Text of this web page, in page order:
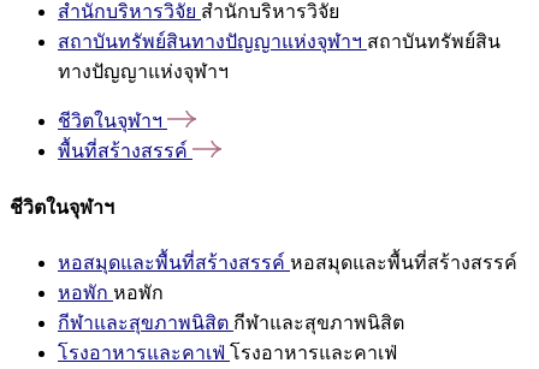
สำนักบริหารวิจัย สำนักบริหารวิจัย
สถาบันทรัพย์สินทางปัญญาแห่งจุฬาฯ สถาบันทรัพย์สิน
ทางปัญญาแห่งจุฬาฯ
ชีวิตในจุฬาฯ
พื้นที่สร้างสรรค์
ชีวิตในจุฬาฯ
หอสมุดและพื้นที่สร้างสรรค์ หอสมุดและพื้นที่สร้างสรรค์
หอพัก หอพัก
กีฬาและสุขภาพนิสิต กีฬาและสุขภาพนิสิต
โรงอาหารและคาเฟ่ โรงอาหารและคาเฟ่